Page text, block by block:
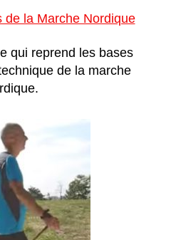
de la Marche Nordique
qui reprend les bases
de la marche